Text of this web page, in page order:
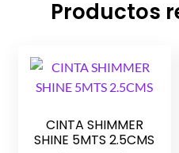
Productos
CINTA SHIMMER
SHINE 5MTS 2.5CMS